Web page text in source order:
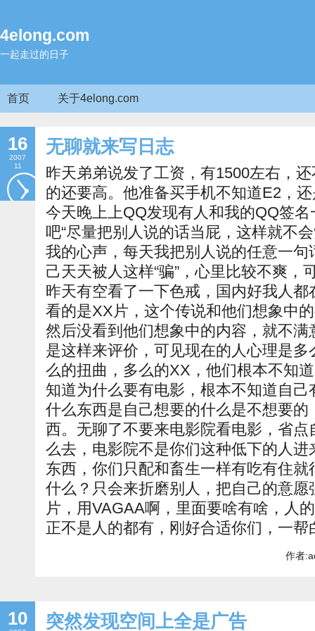
4elong.com
一起走过的日子
首页 关于4elong.com
16
2007
11
无聊就来写日志
昨天弟弟说发了工资，有1500左右，
的还要高。他准备买手机不知道E2，
今天晚上上QQ发现有人和我的QQ签
吧“尽量把别人说的话当屁，这样就不
我的心声，每天我把别人说的任意一
己天天被人这样“骗”，心里比较不爽，
昨天有空看了一下色戒，国内好我人
看的是XX片，这个传说和他们想象中
然后没看到他们想象中的内容，就不
是这样来评价，可见现在的人心理是
么的扭曲，多么的XX，他们根本不知
知道为什么要有电影，根本不知道自
什么东西是自己想要的什么是不想要
西。无聊了不要来电影院看电影，省
么去，电影院不是你们这种低下的人
东西，你们只配和畜生一样有吃有住
什么？只会来折磨别人，把自己的意
片，用VAGAA啊，里面要啥有啥，人
正不是人的都有，刚好合适你们，一帮
作者
10 突然发现空间上全是广告